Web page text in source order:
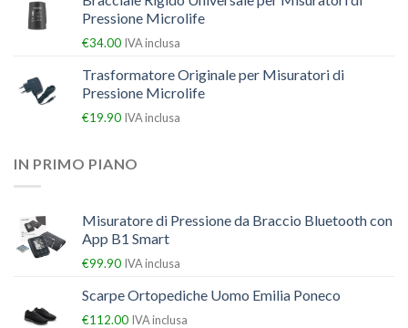
Pressione Microlife
€34.00 IVA inclusa
Trasformatore Originale per Misuratori di
Pressione Microlife
€19.90 IVA inclusa
IN PRIMO PIANO
Misuratore di Pressione da Braccio Bluetooth con
App B1 Smart
€99.90 IVA inclusa
Scarpe Ortopediche Uomo Emilia Poneco
€112.00 IVA inclusa